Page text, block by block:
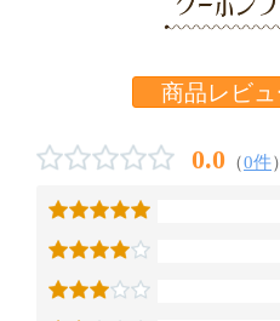
商品レビ
0.0 （0件）